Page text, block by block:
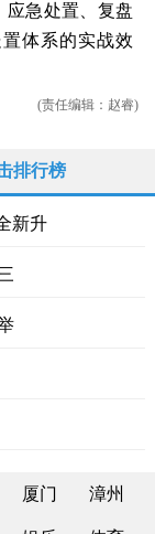
应急处置、复盘
体系的实战效
(责任编辑：赵睿)
排行榜
新升
厦门 漳州